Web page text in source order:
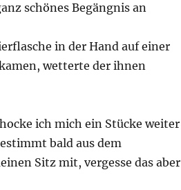
schönes Begängnis an
in der Hand auf einer
wetterte der ihnen
ich mich ein Stücke weiter
bald aus dem
Sitz mit, vergesse das aber